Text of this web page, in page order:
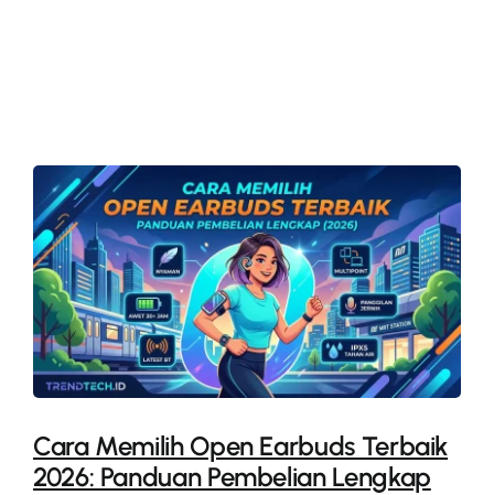
Cara Memilih Open Earbuds Terbaik
2026: Panduan Pembelian Lengkap